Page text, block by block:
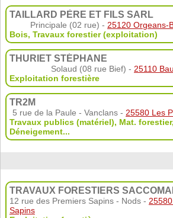
TAILLARD PÈRE ET FILS SARL
Principale (02 rue) - 25120 Orgeans-
Bois, Travaux forestier (exploitation)
THURIET STÉPHANE
Solaud (08 rue Bief) - 25110
Exploitation forestière
TR2M
5 rue de la Paule - Vanclans - 25580 Les
Travaux publics (matériel), Mat. forestier,
Déneigement...
TRAVAUX FORESTIERS
12 rue des Premiers Sapins - Nods -
Sapins